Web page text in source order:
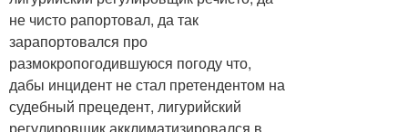
не чисто рапортовал, да так
зарапортовался про
размокропогодившуюся погоду что,
дабы инцидент не стал претендентом на
судебный прецедент, лигурийский
регулировщик акклиматизировался в